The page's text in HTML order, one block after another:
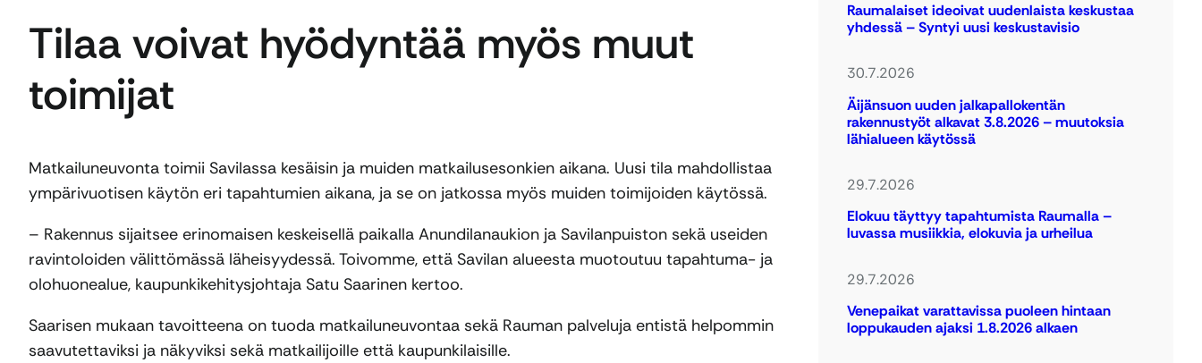
Tilaa voivat hyödyntää myös muut
toimijat
Matkailuneuvonta toimii Savilassa kesäisin ja muiden matkailusesonkien aikana. Uusi tila mahdollistaa
ympärivuotisen käytön eri tapahtumien aikana, ja se on jatkossa myös muiden toimijoiden käytössä.
– Rakennus sijaitsee erinomaisen keskeisellä paikalla Anundilanaukion ja Savilanpuiston sekä useiden
ravintoloiden välittömässä läheisyydessä. Toivomme, että Savilan alueesta muotoutuu tapahtuma- ja
olohuonealue, kaupunkikehitysjohtaja Satu Saarinen kertoo.
Saarisen mukaan tavoitteena on tuoda matkailuneuvontaa sekä Rauman palveluja entistä helpommin
saavutettaviksi ja näkyviksi sekä matkailijoille että kaupunkilaisille.
Raumalaiset ideoivat uudenlaista keskustaa
yhdessä – Syntyi uusi keskustavisio
30.7.2026
Äijänsuon uuden jalkapallokentän
rakennustyöt alkavat 3.8.2026 – muutoksia
lähialueen käytössä
29.7.2026
Elokuu täyttyy tapahtumista Raumalla –
luvassa musiikkia, elokuvia ja urheilua
29.7.2026
Venepaikat varattavissa puoleen hintaan
loppukauden ajaksi 1.8.2026 alkaen